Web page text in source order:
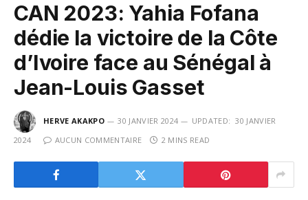
CAN 2023: Yahia Fofana
dédie la victoire de la Côte
d’Ivoire face au Sénégal à
Jean-Louis Gasset
HERVE AKAKPO 30 JANVIER 2024 UPDATED: 30 JANVIER
2024
AUCUN COMMENTAIRE 2 MINS READ